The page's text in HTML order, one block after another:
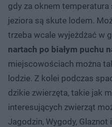
gdy za oknem temperatura
jeziora są skute lodem.
trzeba wcale wyjeżdżać w
nartach po białym puchu
miejscowościach można
lodzie. Z kolei podczas
dzikie zwierzęta, takie jak
interesujących zwierząt
Jagodzin, Wygody,